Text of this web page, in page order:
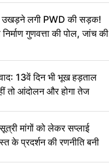
उखड़ने लगी PWD की सड़क!
गुणवत्ता की पोल, जांच की
13वें दिन भी भूख हड़ताल
तो आंदोलन और होगा तेज
मांगों को लेकर सप्लाई
के प्रदर्शन की रणनीति बनी